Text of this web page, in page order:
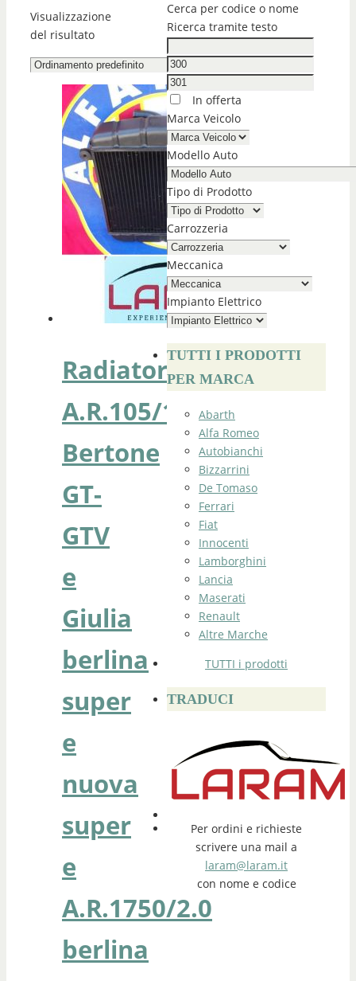
Visualizzazione
del risultato
Radiatore
A.R.105/115
Bertone
GT-
GTV
e
Giulia
berlina
super
e
nuova
super
e
A.R.1750/2.0
berlina
Cerca per codice o nome
Ricerca tramite testo
In offerta
Marca Veicolo
Modello Auto
Tipo di Prodotto
Carrozzeria
Meccanica
Impianto Elettrico
TUTTI I PRODOTTI
PER MARCA
Abarth
Alfa Romeo
Autobianchi
Bizzarrini
De Tomaso
Ferrari
Fiat
Innocenti
Lamborghini
Lancia
Maserati
Renault
Altre Marche
TUTTI i prodotti
TRADUCI
Per ordini e richieste
scrivere una mail a
laram@laram.it
con nome e codice